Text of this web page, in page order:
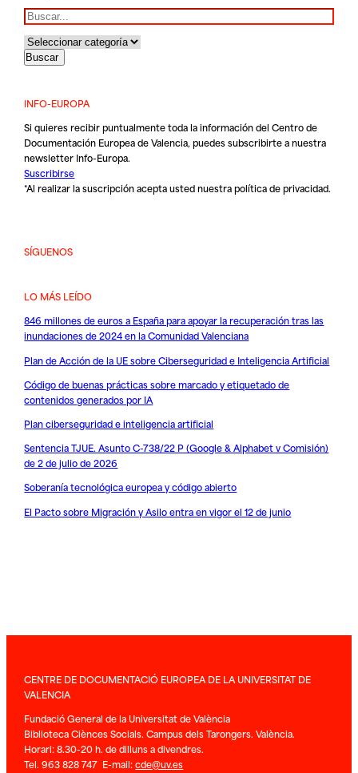
Buscar
INFO-EUROPA
Si quieres recibir puntualmente toda la información del Centro de
Documentación Europea de Valencia, puedes subscribirte a nuestra
newsletter Info-Europa.
Suscribirse
*Al realizar la suscripción acepta usted nuestrapolítica de privacidad.
SÍGUENOS
LO MÁS LEÍDO
846 millones de euros a España para apoyar la recuperación tras las
inundaciones de 2024 en la Comunidad Valenciana
Plan de Acción de la UE sobre Ciberseguridad e Inteligencia Artificial
Código de buenas prácticas sobre marcado y etiquetado de
contenidos generados por IA
Plan ciberseguridad e inteligencia artificial
Sentencia TJUE. Asunto C-738/22 P (Google & Alphabet v Comisión)
de 2 de julio de 2026
Soberanía tecnológica europea y código abierto
El Pacto sobre Migración y Asilo entra en vigor el 12 de junio
CENTRE DE DOCUMENTACIÓ EUROPEA DE LA UNIVERSITAT DE
VALENCIA
Fundació General de la Universitat de València
Biblioteca Ciènces Socials. Campus dels Tarongers. València.
Horari: 8.30-20 h. de dilluns a divendres.
Tel. 963 828 747 E-mail:cde@uv.es